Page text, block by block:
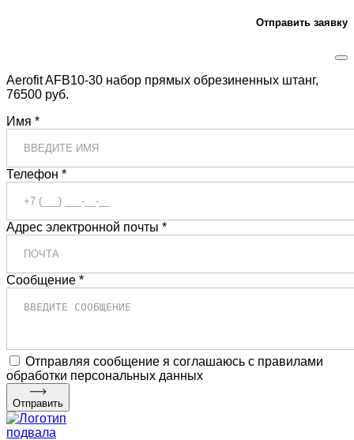
Отправить заявку
Aerofit AFB10-30 набор прямых обрезиненных штанг,
76500 руб.
Имя *
Телефон *
Адрес электронной почты *
Сообщение *
Отправляя сообщение я соглашаюсь с правилами
обработки персональных данных
Отправить